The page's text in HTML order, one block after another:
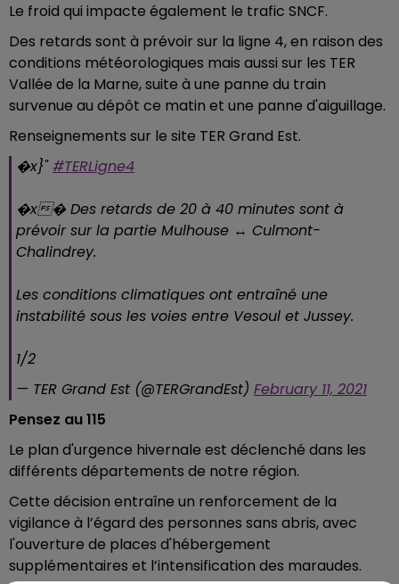
Le froid qui impacte également le trafic SNCF.
Des retards sont à prévoir sur la ligne 4, en raison des
conditions météorologiques mais aussi sur les TER
Vallée de la Marne, suite à une panne du train
survenue au dépôt ce matin et une panne d'aiguillage.
Renseignements sur le site TER Grand Est.
�x}"️#TERLigne4
�x� Des retards de 20 à 40 minutes sont à
prévoir sur la partie Mulhouse ↔ Culmont-
Chalindrey.
Les conditions climatiques ont entraîné une
instabilité sous les voies entre Vesoul et Jussey.
1/2
— TER Grand Est (@TERGrandEst) February 11, 2021
Pensez au 115
Le plan d'urgence hivernale est déclenché dans les
différents départements de notre région.
Cette décision entraîne un renforcement de la
vigilance à l’égard des personnes sans abris, avec
l'ouverture de places d'hébergement
supplémentaires et l’intensification des maraudes.